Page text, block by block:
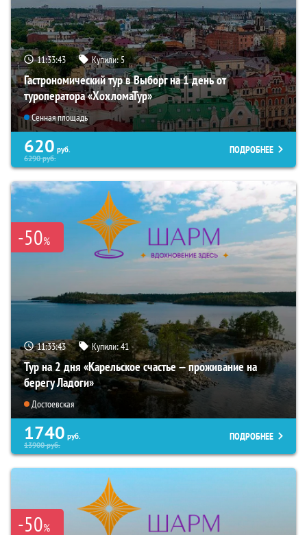
11:33:42 Купили:5
Гастрономический тур в Выборг на 1 день от
туроператора «ХохломаТур»
Сенная площадь
620 руб.
6290руб.
ПОДРОБНЕЕ
-50%
11:33:42 Купили:41
Тур на 2 дня «Карельское счастье — проживание на
берегу Ладоги»
Достоевская
1740 руб.
13900руб.
ПОДРОБНЕЕ
-50%